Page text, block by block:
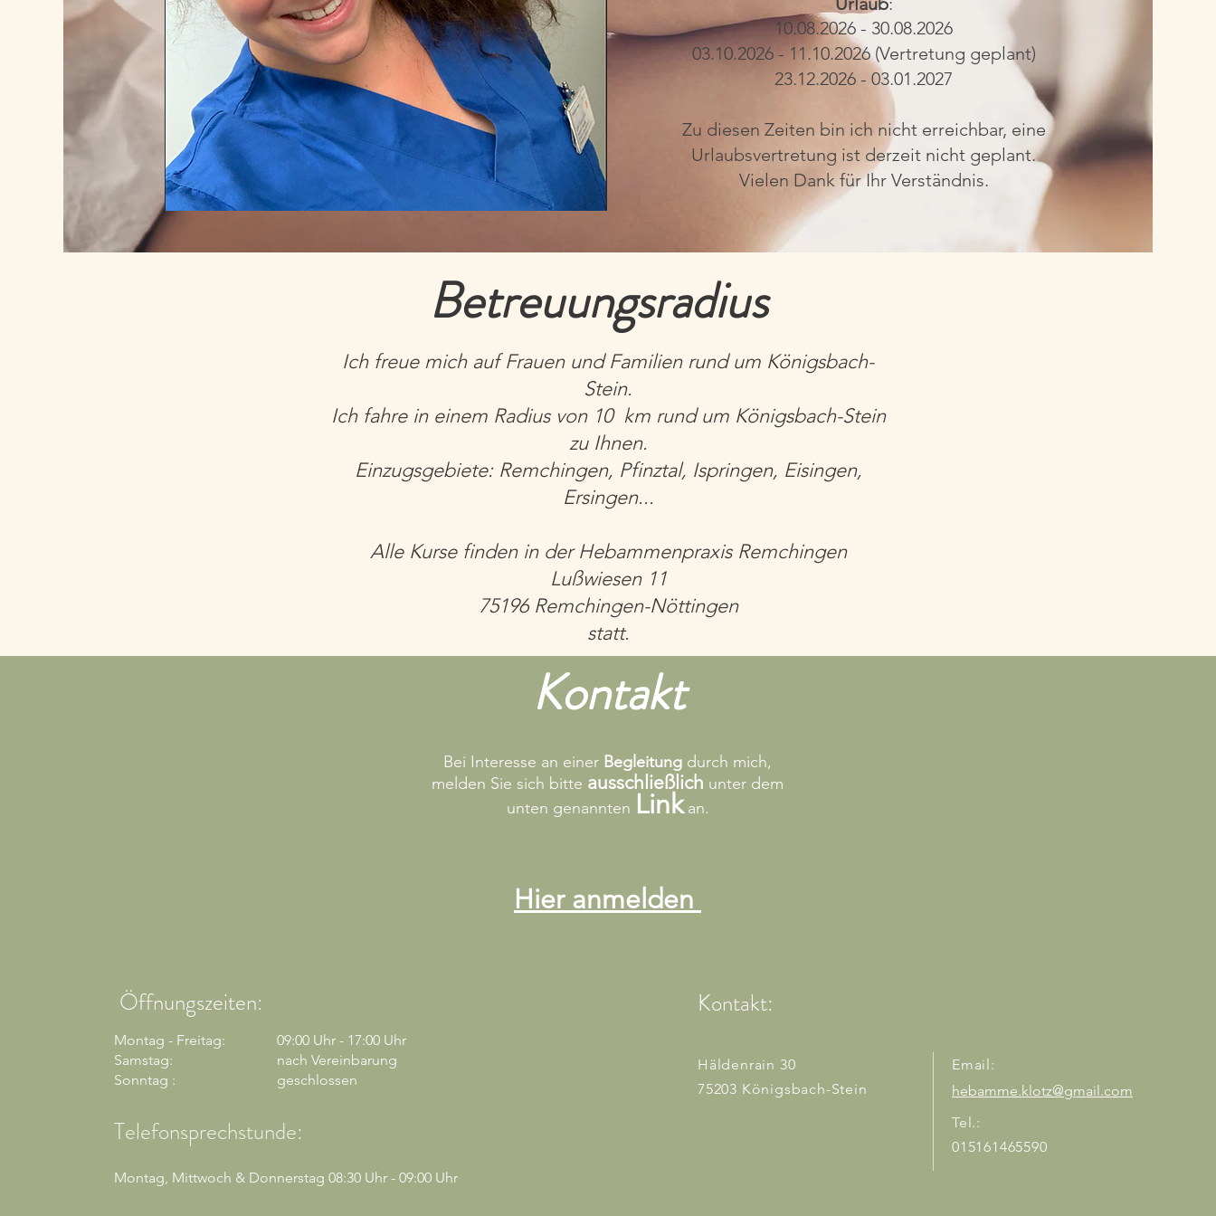
10.08.2026 - 30.08.2026
03.10.2026 - 11.10.2026 (Vertretung geplant)
23.12.2026 - 03.01.2027
Zu diesen Zeiten bin ich nicht erreichbar, eine
Urlaubsvertretung ist derzeit nicht geplant.
Vielen Dank für Ihr Verständnis.
Betreuungsradius
Ich freue mich auf Frauen und Familien rund um Königsbach-
Stein.
Ich fahre in einem Radius von 10 km rund um Königsbach-Stein
zu Ihnen.
Einzugsgebiete: Remchingen, Pfinztal, Ispringen, Eisingen​,
Ersingen...
Alle Kurse finden in der Hebammenpraxis Remchingen
Lußwiesen 11
75196 Remchingen-Nöttingen
statt.
Öffnungszeiten:
Montag - Freitag:
Samstag:
Sonntag :
09:00 Uhr - 17:00 Uhr
nach Vereinbarung
geschlossen
Telefonsprechstunde:
Montag, Mittwoch & Donnerstag 08:30 Uhr - 09:00 Uhr
Kontakt:
Häldenrain 30
75203 Königsbach-Stein
Email:
hebamme.klotz@gmail.com
Tel.:
015161465590
Kontakt
Bei Interesse an einer Begleitung durch mich,
melden Sie sich bitte ausschließlich unter dem
unten genannten Linkan.
Hier anmelden